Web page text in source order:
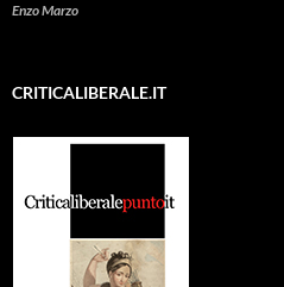
Enzo Marzo
CRITICALIBERALE.IT